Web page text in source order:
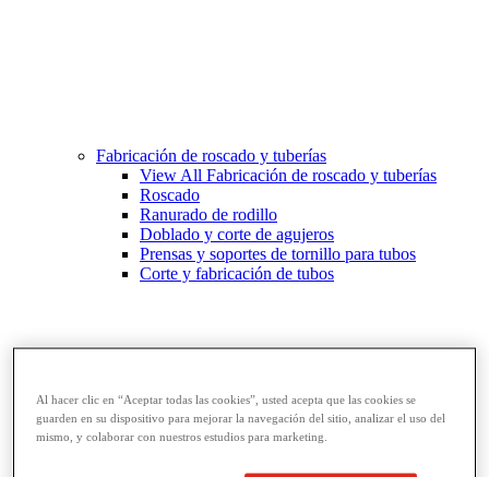
Fabricación de roscado y tuberías
View All Fabricación de roscado y tuberías
Roscado
Ranurado de rodillo
Doblado y corte de agujeros
Prensas y soportes de tornillo para tubos
Corte y fabricación de tubos
Al hacer clic en “Aceptar todas las cookies”, usted acepta que las cookies se
guarden en su dispositivo para mejorar la navegación del sitio, analizar el uso del
mismo, y colaborar con nuestros estudios para marketing.